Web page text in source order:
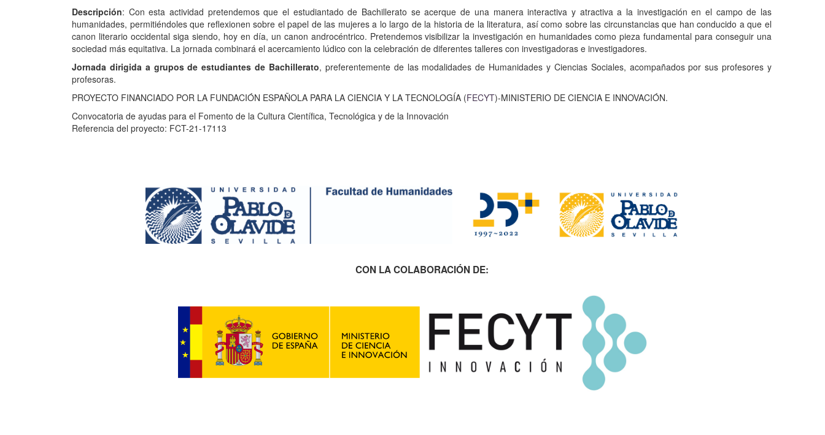
Descripción: Con esta actividad pretendemos que el estudiantado de Bachillerato se acerque de una manera interactiva y atractiva a la investigación en el campo de las
humanidades, permitiéndoles que reflexionen sobre el papel de las mujeres a lo largo de la historia de la literatura, así como sobre las circunstancias que han conducido a que el
canon literario occidental siga siendo, hoy en día, un canon androcéntrico. Pretendemos visibilizar la investigación en humanidades como pieza fundamental para conseguir una
sociedad más equitativa. La jornada combinará el acercamiento lúdico con la celebración de diferentes talleres con investigadoras e investigadores.
Jornada dirigida a grupos de estudiantes de Bachillerato, preferentemente de las modalidades de Humanidades y Ciencias Sociales, acompañados por sus profesores y
profesoras.
PROYECTO FINANCIADO POR LA FUNDACIÓN ESPAÑOLA PARA LA CIENCIA Y LA TECNOLOGÍA (FECYT)-MINISTERIO DE CIENCIA E INNOVACIÓN.
Convocatoria de ayudas para el Fomento de la Cultura Científica, Tecnológica y de la Innovación
Referencia del proyecto: FCT-21-17113
CON LA COLABORACIÓN DE: